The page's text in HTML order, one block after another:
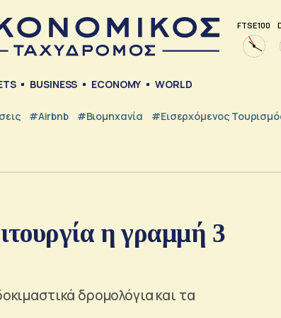
FTSE 100
BUSINESS ECONOMY WORLD
#Airbnb #Βιομηχανία #εισερχόμενος
η γραμμή 3
δρομολόγια και τα